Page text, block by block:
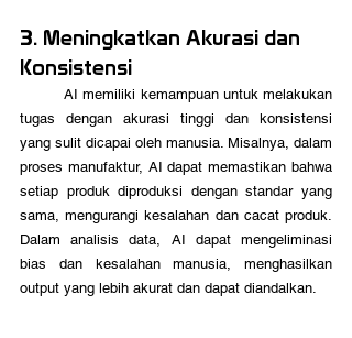
3. Meningkatkan Akurasi dan
Konsistensi
	AI memiliki kemampuan untuk melakukan
tugas dengan akurasi tinggi dan konsistensi
yang sulit dicapai oleh manusia. Misalnya, dalam
proses manufaktur, AI dapat memastikan bahwa
setiap produk diproduksi dengan standar yang
sama, mengurangi kesalahan dan cacat produk.
Dalam analisis data, AI dapat mengeliminasi
bias dan kesalahan manusia, menghasilkan
output yang lebih akurat dan dapat diandalkan.